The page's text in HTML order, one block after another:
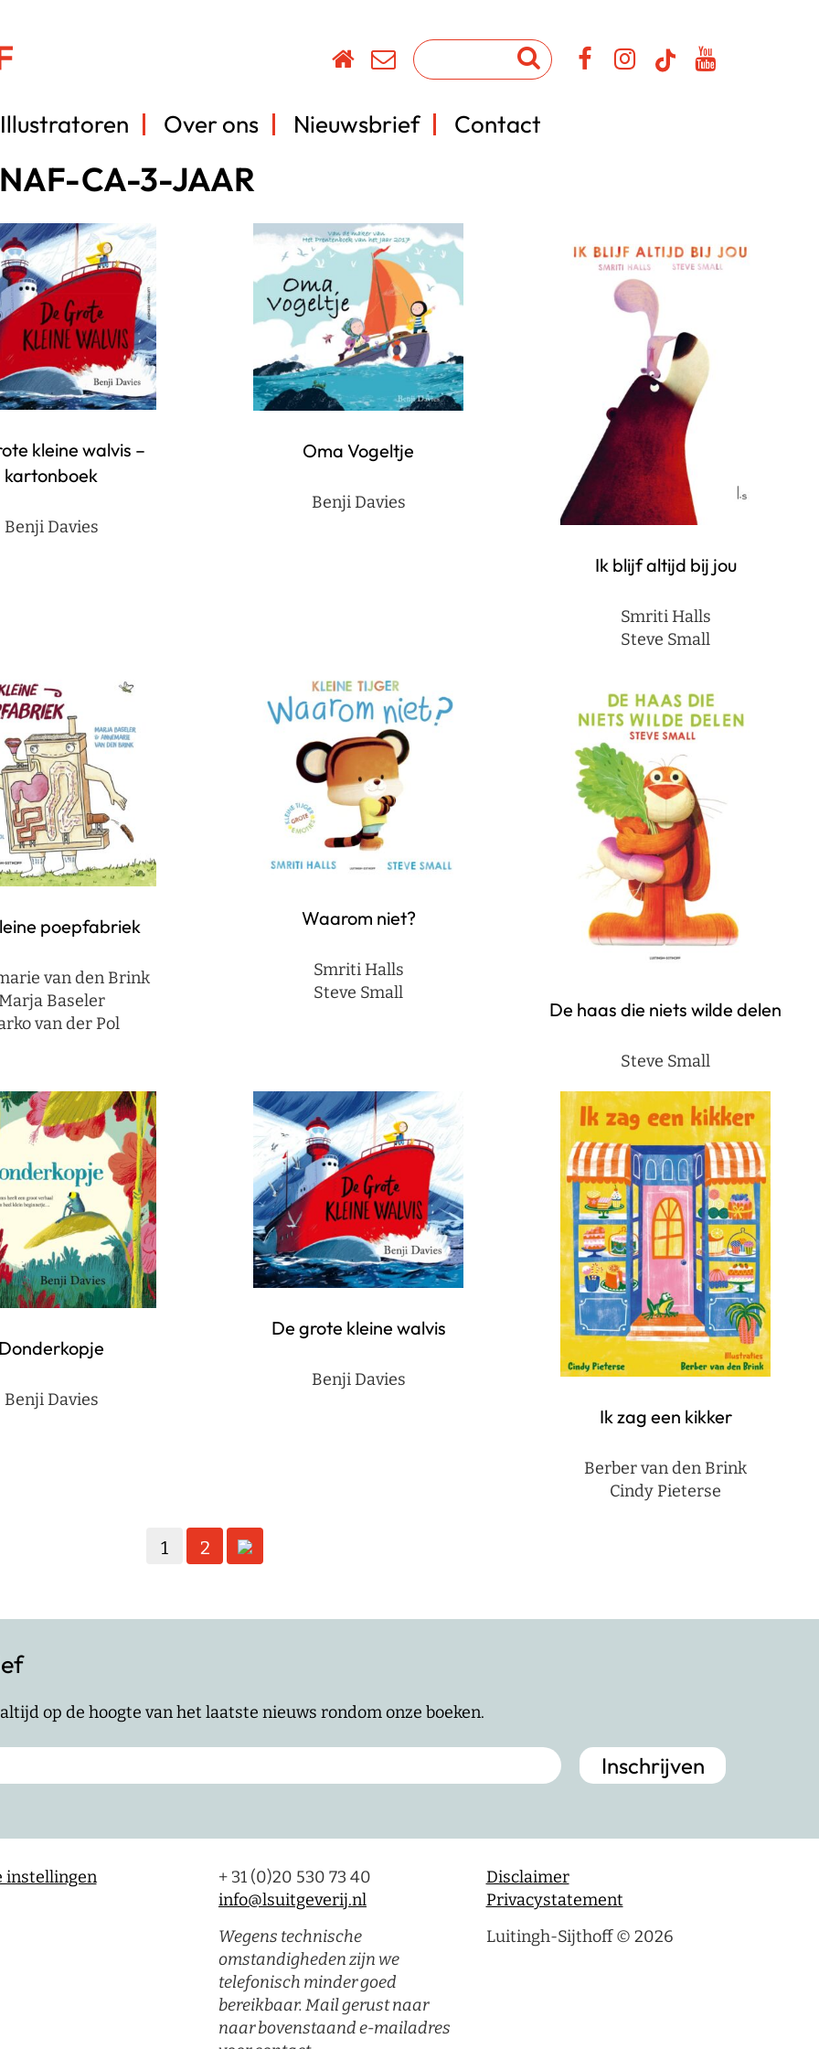
Over ons Nieuwsbrief Contact
CA-3-JAAR
kleine walvis –
kartonboek
Benji Davies
Oma Vogeltje
Benji Davies
Ik blijf altijd bij jou
Smriti Halls
Steve Small
poepfabriek
van den Brink
Marja Baseler
van der Pol
Waarom niet?
Smriti Halls
Steve Small
De haas die niets wilde delen
Steve Small
Donderkopje
Benji Davies
De grote kleine walvis
Benji Davies
Ik zag een kikker
Berber van den Brink
Cindy Pieterse
1 2
op de hoogte van het laatste nieuws rondom onze boeken.
instellingen
+ 31 (0)20 530 73 40
info@lsuitgeverij.nl
Wegens technische
omstandigheden zijn we
telefonisch minder goed
bereikbaar. Mail gerust naar
naar bovenstaand e-mailadres
Disclaimer
Privacystatement
Luitingh-Sijthoff © 2026